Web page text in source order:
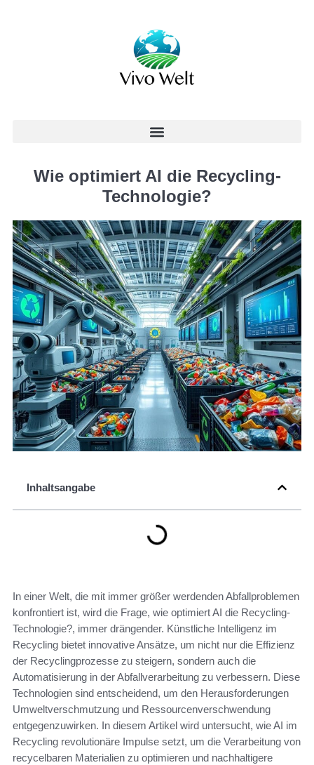
Wie optimiert AI die Recycling-
Technologie?
Inhaltsangabe
In einer Welt, die mit immer größer werdenden Abfallproblemen
konfrontiert ist, wird die Frage, wie optimiert AI die Recycling-
Technologie?, immer drängender. Künstliche Intelligenz im
Recycling bietet innovative Ansätze, um nicht nur die Effizienz
der Recyclingprozesse zu steigern, sondern auch die
Automatisierung in der Abfallverarbeitung zu verbessern. Diese
Technologien sind entscheidend, um den Herausforderungen
Umweltverschmutzung und Ressourcenverschwendung
entgegenzuwirken. In diesem Artikel wird untersucht, wie AI im
Recycling revolutionäre Impulse setzt, um die Verarbeitung von
recycelbaren Materialien zu optimieren und nachhaltigere